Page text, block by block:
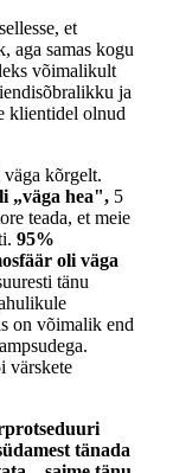
et
aga samas kogu
võimalikult
ja
klientidel olnud
kõrgelt.
„väga hea", 5
teada, et meie
95%
oli väga
tänu
on võimalik end
värskete
tänada